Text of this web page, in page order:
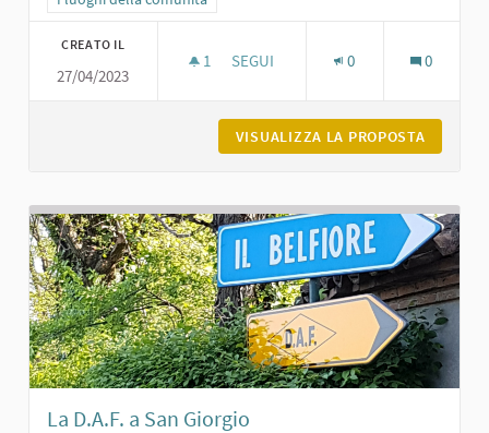
CREATO IL
27/04/2023
1 1 SOSTENITORI
SEGUI 0 0
VISUALIZZA LA PROPOSTA
La D.A.F. a San Giorgio